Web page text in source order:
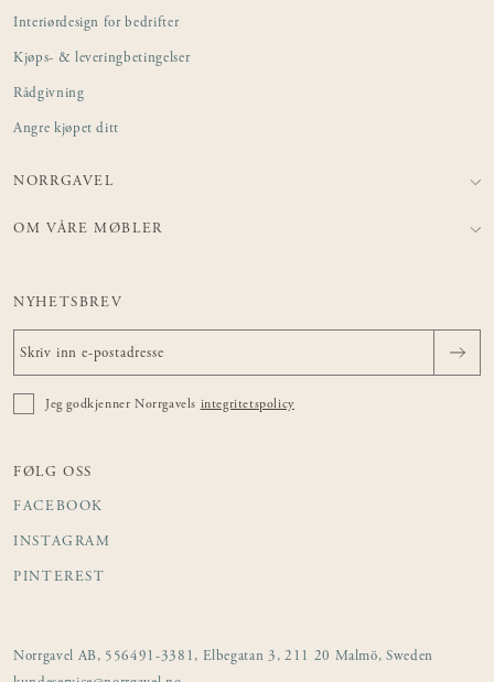
Interiørdesign for bedrifter
Kjøps- & leveringbetingelser
Rådgivning
Angre kjøpet ditt
NORRGAVEL
OM VÅRE MØBLER
NYHETSBREV
Jeg godkjenner Norrgavels integritetspolicy
FØLG OSS
FACEBOOK
INSTAGRAM
PINTEREST
Norrgavel AB, 556491-3381, Elbegatan 3, 211 20 Malmö, Sweden